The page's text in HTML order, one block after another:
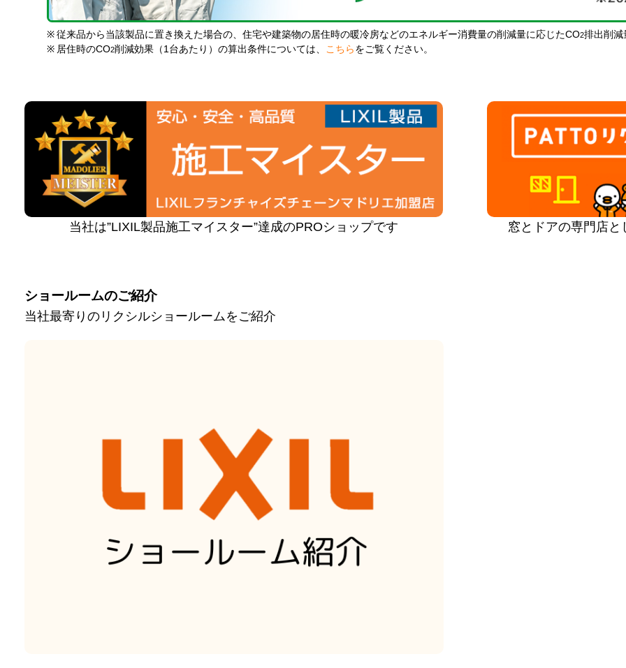
※ 従来品から当該製品に置き換えた場合の、住宅や建築物の居住時の暖冷房などのエネルギー消費量の削減量に応じたCO2排出削減
※ 居住時のCO2削減効果（1台あたり）の算出条件については、 こちら をご覧ください。
当社は”LIXIL製品施工マイスター”達成のPROショップです 窓とドアの専門店
ショールームのご紹介
当社最寄りのリクシルショールームをご紹介